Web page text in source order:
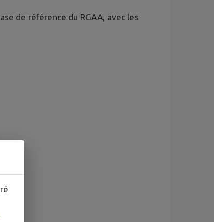
de référence du RGAA, avec les